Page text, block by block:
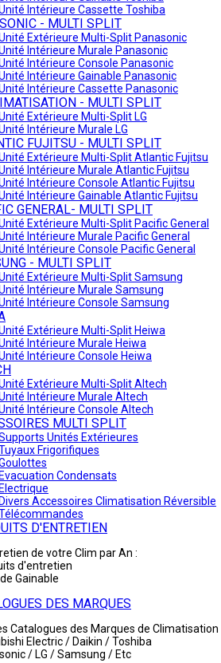
Intérieure Cassette Toshiba
- MULTI SPLIT
Extérieure Multi-Split Panasonic
Intérieure Murale Panasonic
Intérieure Console Panasonic
Intérieure Gainable Panasonic
Intérieure Cassette Panasonic
- MULTI SPLIT
Extérieure Multi-Split LG
Intérieure Murale LG
FUJITSU - MULTI SPLIT
Extérieure Multi-Split Atlantic Fujitsu
Intérieure Murale Atlantic Fujitsu
Intérieure Console Atlantic Fujitsu
Intérieure Gainable Atlantic Fujitsu
GENERAL- MULTI SPLIT
Extérieure Multi-Split Pacific General
Intérieure Murale Pacific General
Intérieure Console Pacific General
- MULTI SPLIT
Extérieure Multi-Split Samsung
Intérieure Murale Samsung
Intérieure Console Samsung
Extérieure Multi-Split Heiwa
Intérieure Murale Heiwa
Intérieure Console Heiwa
Extérieure Multi-Split Altech
Intérieure Murale Altech
Intérieure Console Altech
MULTI SPLIT
Unités Extérieures
Frigorifiques
Evacuation Condensats
Electrique
Divers Accessoires Climatisation Réversible
D'ENTRETIEN
de votre Clim par An :
d'entretien
Gainable
DES MARQUES
Catalogues des Marques de Climatisation
Electric / Daikin / Toshiba
/ LG / Samsung / Etc